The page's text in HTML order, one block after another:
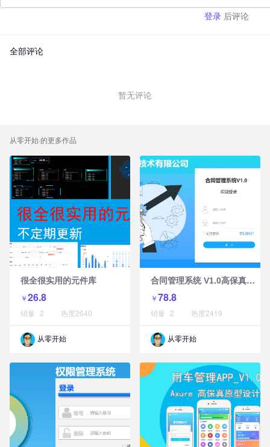
登录 后评论
全部评论
暂无评论
从零开始·的更多作品
很全很实用的元件库
￥26.8
销量 2 热度2640
从零开始
合
同管理系统 V1.0高保真原型设计方案
￥78.8
销量 2 热度2419
从零开始